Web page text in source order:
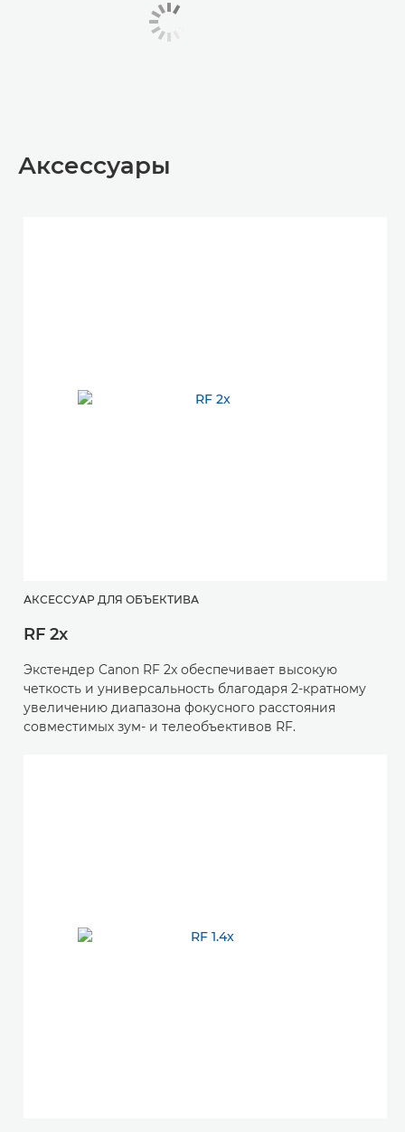
Аксессуары
АКСЕССУАР ДЛЯ ОБЪЕКТИВА
RF 2x
Экстендер Canon RF 2x обеспечивает высокую
четкость и универсальность благодаря 2-кратному
увеличению диапазона фокусного расстояния
совместимых зум- и телеобъективов RF.